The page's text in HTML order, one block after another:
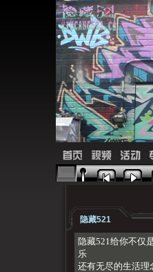
首页 视频 活动
隐藏521
隐藏521给你不仅
乐
还有无尽的生活理